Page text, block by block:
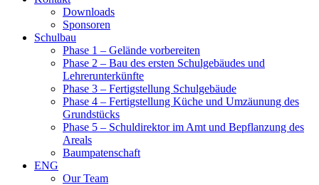
Downloads
Sponsoren
Schulbau
Phase 1 – Gelände vorbereiten
Phase 2 – Bau des ersten Schulgebäudes und
Lehrerunterkünfte
Phase 3 – Fertigstellung Schulgebäude
Phase 4 – Fertigstellung Küche und Umzäunung des
Grundstücks
Phase 5 – Schuldirektor im Amt und Bepflanzung des
Areals
Baumpatenschaft
ENG
Our Team